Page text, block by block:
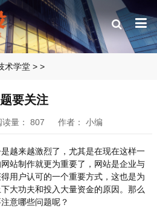
> >
术学堂
要关注
读量： 807 作者： 小编
越来越激烈了，尤其是在现在这样一
站制作就更为重要了，网站是企业与
用户认可的一个重要方式，这也是为
大功夫和投入大量资金的原因。那么
意哪些问题呢？